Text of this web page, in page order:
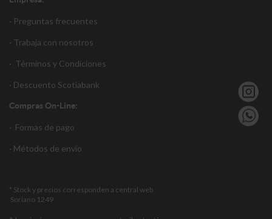
· Preguntas frecuentes
· Trabaja con nosotros
· Términos y Condiciones
· Descuento Scotiabank
Compras On-Line:
· Formas de pago
· Métodos de envío
* Stock y precios corresponden a central web
Soriano 1249